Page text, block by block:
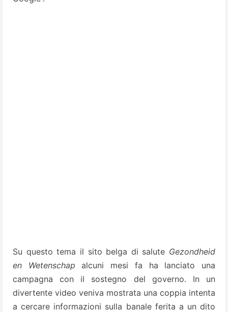
Su questo tema il sito belga di salute Gezondheid
en Wetenschap alcuni mesi fa ha lanciato una
campagna con il sostegno del governo. In un
divertente video veniva mostrata una coppia intenta
a cercare informazioni sulla banale ferita a un dito